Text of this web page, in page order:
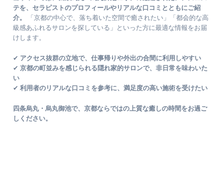
テを、セラピストのプロフィールやリアルな口コミとともにご紹
介。
「京都の中心で、落ち着いた空間で癒されたい」「都会的な高
級感あふれるサロンを探している」といった方に最適な情報をお届
けします。
✔ アクセス抜群の立地で、仕事帰りや外出の合間に利用しやすい
✔京都の町並みを感じられる隠れ家的サロンで、非日常を味わいた
い
✔利用者のリアルな口コミを参考に、満足度の高い施術を受けたい
四条烏丸・烏丸御池で、京都ならではの上質な癒しの時間をお過ご
しください。